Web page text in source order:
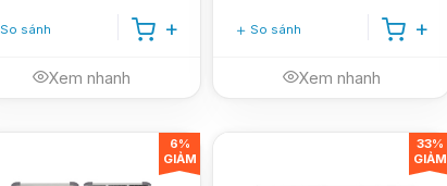
So sánh
Xem nhanh
So sánh
Xem nhanh
6%
GIẢM
33%
GIẢM